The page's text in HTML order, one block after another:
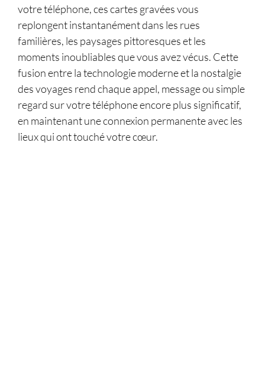
votre téléphone, ces cartes gravées vous
replongent instantanément dans les rues
familières, les paysages pittoresques et les
moments inoubliables que vous avez vécus. Cette
fusion entre la technologie moderne et la nostalgie
des voyages rend chaque appel, message ou simple
regard sur votre téléphone encore plus significatif,
en maintenant une connexion permanente avec les
lieux qui ont touché votre cœur.